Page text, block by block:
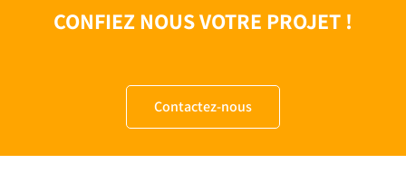
CONFIEZ NOUS VOTRE PROJET !
Contactez-nous